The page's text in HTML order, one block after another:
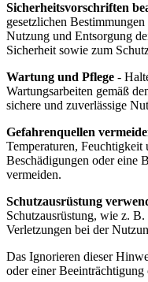
Sicherheitsvorschriften
gesetzlichen
Nutzung und Entsorgung
Sicherheit sowie zum
Wartung und Pflege -
Wartungsarbeiten gemäß
sichere und zuverlässige
Gefahrenquellen
Temperaturen,
Beschädigungen oder eine
vermeiden.
Schutzausrüstung
Schutzausrüstung, wie z.
Verletzungen bei der
Das Ignorieren dieser
oder einer